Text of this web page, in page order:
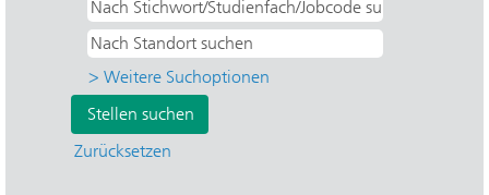
> Weitere Suchoptionen
Zurücksetzen